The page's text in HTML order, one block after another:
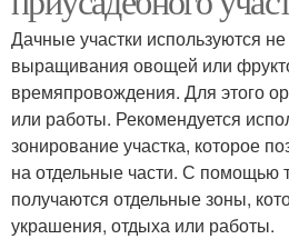
Дачные участки используются
выращивания овощей или
времяпровождения. Для этого
или работы. Рекомендуется
зонирование участка, которое
на отдельные части. С помощью
получаются отдельные зоны,
украшения, отдыха или работы.